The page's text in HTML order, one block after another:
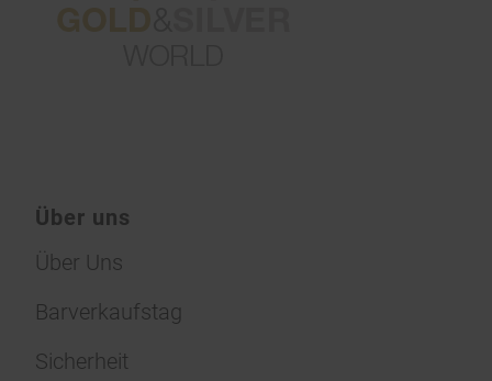
Über uns
Über Uns
Barverkaufstag
Sicherheit